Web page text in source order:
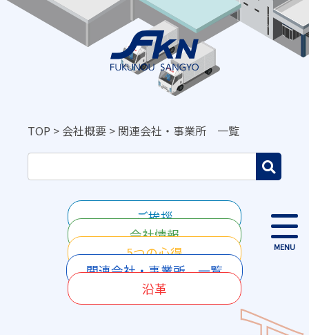
MENU
TOP > 会社概要 > 関連会社・事業所 一覧
ご挨拶
会社情報
5つの心得
関連会社・事業所 一覧
沿革